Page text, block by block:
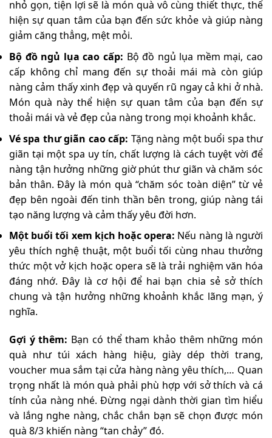
nhỏ gọn, tiện lợi sẽ là món quà vô cùng thiết thực, thể
hiện sự quan tâm của bạn đến sức khỏe và giúp nàng
giảm căng thẳng, mệt mỏi.
Bộ đồ ngủ lụa cao cấp: Bộ đồ ngủ lụa mềm mại, cao
cấp không chỉ mang đến sự thoải mái mà còn giúp
nàng cảm thấy xinh đẹp và quyến rũ ngay cả khi ở nhà.
Món quà này thể hiện sự quan tâm của bạn đến sự
thoải mái và vẻ đẹp của nàng trong mọi khoảnh khắc.
Vé spa thư giãn cao cấp: Tặng nàng một buổi spa thư
giãn tại một spa uy tín, chất lượng là cách tuyệt vời để
nàng tận hưởng những giờ phút thư giãn và chăm sóc
bản thân. Đây là món quà “chăm sóc toàn diện” từ vẻ
đẹp bên ngoài đến tinh thần bên trong, giúp nàng tái
tạo năng lượng và cảm thấy yêu đời hơn.
Một buổi tối xem kịch hoặc opera: Nếu nàng là người
yêu thích nghệ thuật, một buổi tối cùng nhau thưởng
thức một vở kịch hoặc opera sẽ là trải nghiệm văn hóa
đáng nhớ. Đây là cơ hội để hai bạn chia sẻ sở thích
chung và tận hưởng những khoảnh khắc lãng mạn, ý
nghĩa.
Gợi ý thêm: Bạn có thể tham khảo thêm những món
quà như túi xách hàng hiệu, giày dép thời trang,
voucher mua sắm tại cửa hàng nàng yêu thích,… Quan
trọng nhất là món quà phải phù hợp với sở thích và cá
tính của nàng nhé. Đừng ngại dành thời gian tìm hiểu
và lắng nghe nàng, chắc chắn bạn sẽ chọn được món
quà 8/3 khiến nàng “tan chảy” đó.